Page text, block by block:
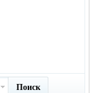
Поиск